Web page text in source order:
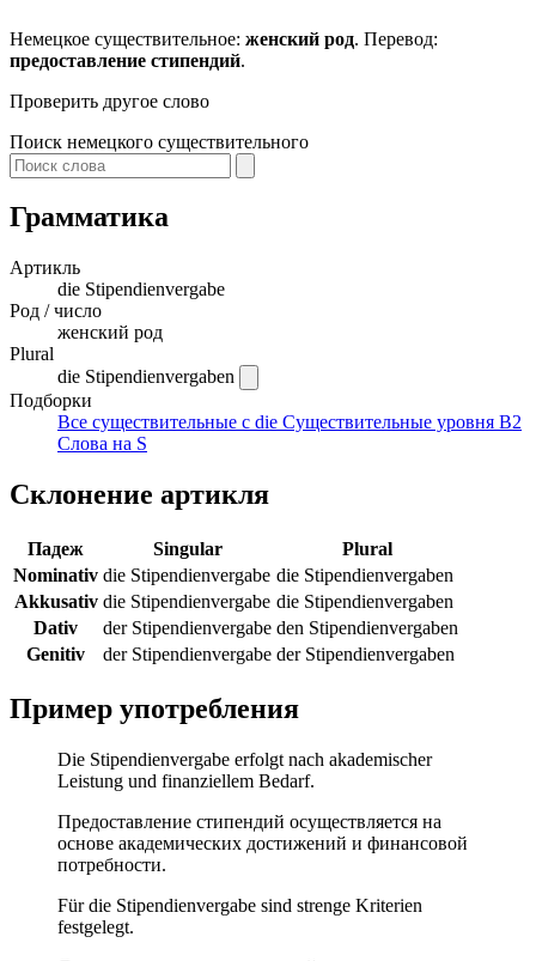
Немецкое существительное: женский род. Перевод:
предоставление стипендий.
Проверить другое слово
Поиск немецкого существительного
Грамматика
Артикль
die Stipendienvergabe
Род / число
женский род
Plural
die Stipendienvergaben
Подборки
Все существительные с die Существительные уровня B2
Слова на S
Склонение артикля
Падеж Singular
Plural
Nominativ die Stipendienvergabe die Stipendienvergaben
Akkusativ die Stipendienvergabe die Stipendienvergaben
Dativ
der Stipendienvergabe den Stipendienvergaben
Genitiv
der Stipendienvergabe der Stipendienvergaben
Пример употребления
Die Stipendienvergabe erfolgt nach akademischer
Leistung und finanziellem Bedarf.
Предоставление стипендий осуществляется на
основе академических достижений и финансовой
потребности.
Für die Stipendienvergabe sind strenge Kriterien
festgelegt.